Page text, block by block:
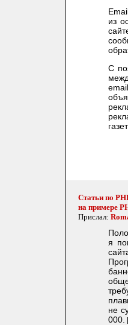
из
С
Статьи по
на примере
Прислал:
я
не
000.